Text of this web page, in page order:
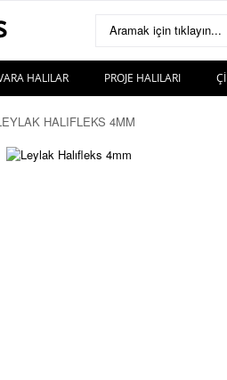
Aramak için tıklayın...
HALILAR PROJE HALILARI
HALIFLEKS 4MM